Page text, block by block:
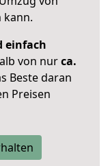
kann.
einfach
von nurca.
Beste daran
Preisen